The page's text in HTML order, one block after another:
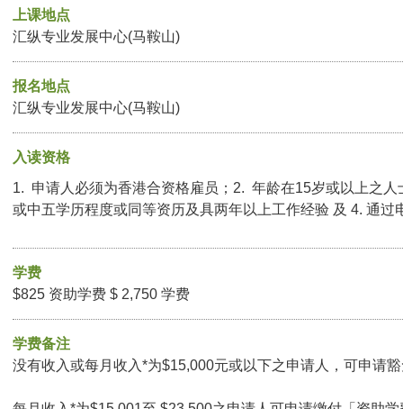
上课地点
汇纵专业发展中心(马鞍山)
报名地点
汇纵专业发展中心(马鞍山)
入读资格
1. 申请人必须为香港合资格雇员；2. 年龄在15岁或以上之
或中五学历程度或同等资历及具两年以上工作经验 及 4. 通过
学费
$825 资助学费 $ 2,750 学费
学费备注
没有收入或每月收入*为$15,000元或以下之申请人，可申请